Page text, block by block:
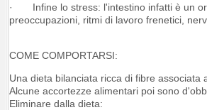
· Infine lo stress: l'intestino infatti è un
preoccupazioni, ritmi di lavoro frenetici,
COME COMPORTARSI:
Una dieta bilanciata ricca di fibre associata
Alcune accortezze alimentari poi sono
Eliminare dalla dieta: